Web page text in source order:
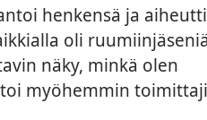
henkensä ja
oli
näky, minkä olen
myöhemmin